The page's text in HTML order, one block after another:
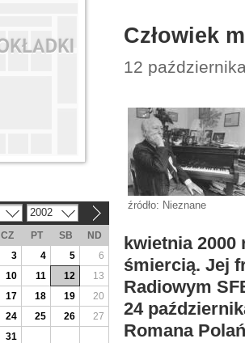
Człowiek
12
źródło: Nieznane
kwietnia 2000
śmiercią. Jej
Radiowym
24
Romana
2002
CZ PT SB
ND
3 4 5
6
10 11 12
13
17 18 19
20
24 25 26
27
31